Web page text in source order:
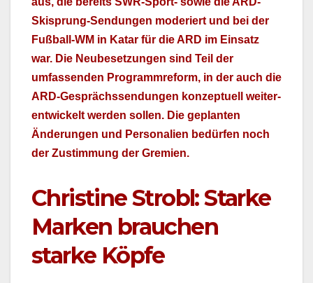
Skisprung-Sendun­gen mod­eriert und bei der
Fußball-WM in Katar für die ARD im Ein­satz
war. Die Neube­set­zun­gen sind Teil der
umfassenden Pro­gramm­re­form, in der auch die
ARD-Gesprächssendun­gen konzeptuell weit­er­
en­twick­elt wer­den sollen. Die geplanten
Änderun­gen und Per­son­alien bedür­fen noch
der Zus­tim­mung der Gremien.
Christine Strobl: Starke
Marken brauchen
starke Köpfe